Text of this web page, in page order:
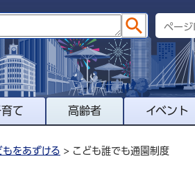
て 高齢者 イベント
をあずける > こども誰でも通園制度